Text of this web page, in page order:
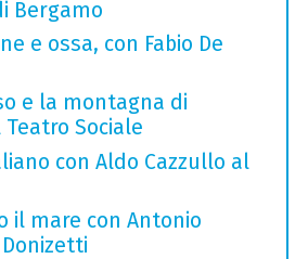
Bergamo
e ossa, con Fabio De
e la montagna di
Sociale
con Aldo Cazzullo al
il mare con Antonio